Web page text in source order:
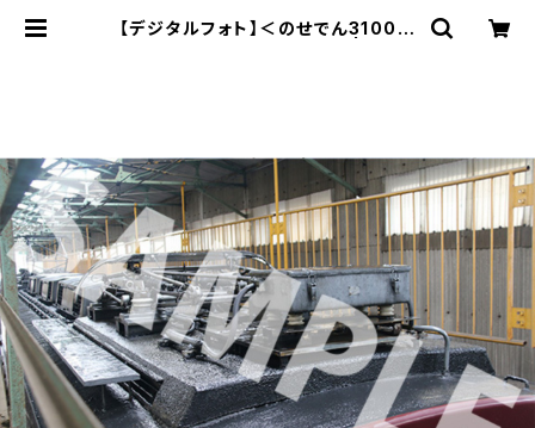
【デジタルフォト】＜のせでん3100系